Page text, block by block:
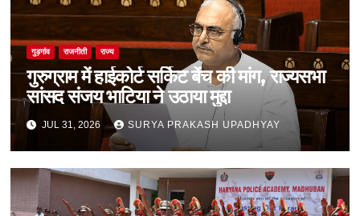
गुड़गांव राजनीती राज्य
गुरुग्राम में हाईकोर्ट सर्किट बेंच की मांग, राज्यसभा
सांसद संजय भाटिया ने उठाया मुद्दा
JUL 31, 2026 SURYA PRAKASH UPADHYAY